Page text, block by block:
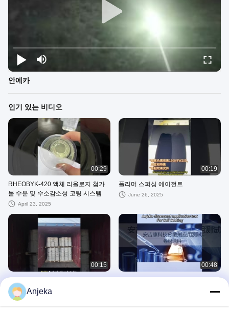
안예카
인기 있는 비디오
00:29
RHEOBYK-420 액체 리올로지 첨가
물 수분 및 수소감소성 코팅 시스템
April 23, 2025
00:19
폴리머 스퍼싱 에이전트
June 26, 2025
00:15
DeuRheo 229 리올로지 에이전트
Anjeka4310 목재 페인트용 폴리아마
이드 Wax 페스트
May 28, 2025
00:48
Anjeka